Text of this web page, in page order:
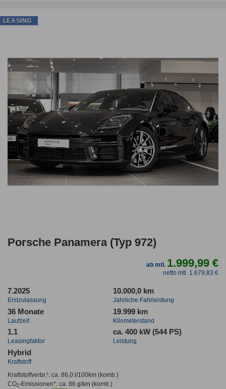
Porsche Panamera (Typ 972)
ab mtl. 1.999,99 €
netto mtl. 1.679,83 €
7.2025
Erstzulassung
10.000,0 km
Jahrliche Fahrleistung
36 Monate
Laufzeit
19.999 km
Kilometerstand
1.1
Leasingfaktor
ca. 400 kW (544 PS)
Leistung
Hybrid
Kraftstoff
Kraftstoffverbr.¹: ca. 86,0 l/100km(komb.)
CO2-Emissionen*: ca. 86 g/km(komb.)
LEASING